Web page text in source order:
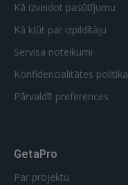
Kā izveidot pasūtījumu
Kā kļūt par izpildītāju
Servisa noteikumi
Konfidencialitātes politika
Pārvaldīt preferences
GetaPro
Par projektu